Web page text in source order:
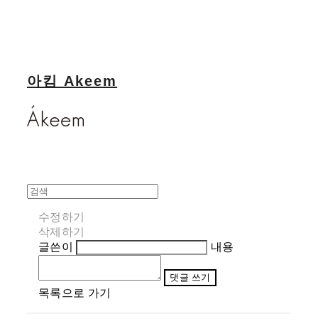
아킴 Akeem
수정하기
삭제하기
글쓴이
내용
댓글 쓰기
목록으로 가기